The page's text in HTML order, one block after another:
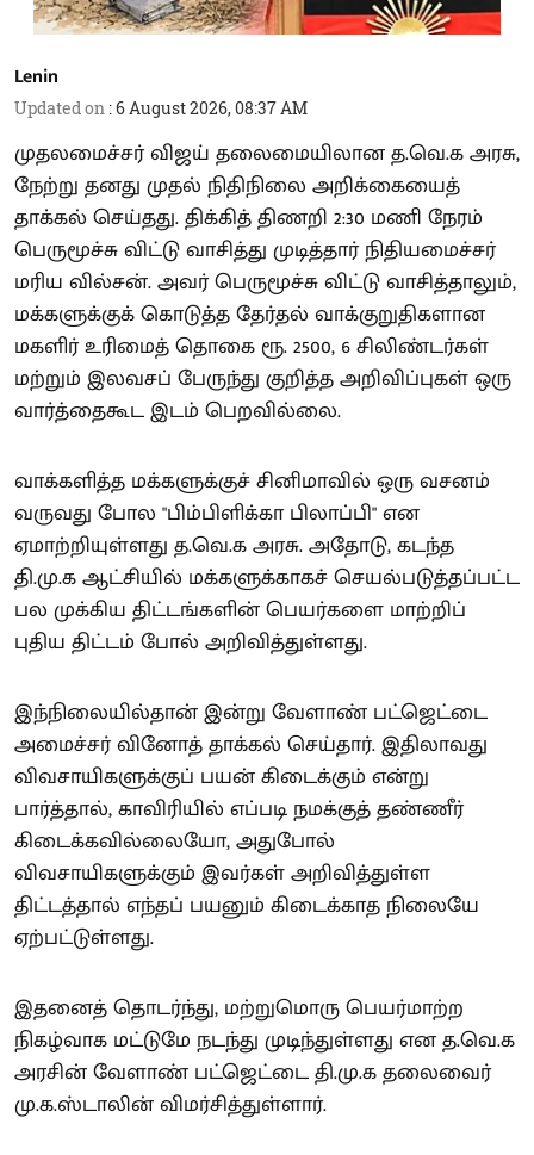
Lenin
Updated on :6 August 2026, 08:37 AM
முதலமைச்சர் விஜய் தலைமையிலான த.வெ.க அரசு,
நேற்று தனது முதல் நிதிநிலை அறிக்கையைத்
தாக்கல் செய்தது. திக்கித் திணறி 2:30 மணி நேரம்
பெருமூச்சு விட்டு வாசித்து முடித்தார் நிதியமைச்சர்
மரிய வில்சன். அவர் பெருமூச்சு விட்டு வாசித்தாலும்,
மக்களுக்குக் கொடுத்த தேர்தல் வாக்குறுதிகளான
மகளிர் உரிமைத் தொகை ரூ. 2500, 6 சிலிண்டர்கள்
மற்றும் இலவசப் பேருந்து குறித்த அறிவிப்புகள் ஒரு
வார்த்தைகூட இடம் பெறவில்லை.
வாக்களித்த மக்களுக்குச் சினிமாவில் ஒரு வசனம்
வருவது போல "பிம்பிளிக்கா பிலாப்பி" என
ஏமாற்றியுள்ளது த.வெ.க அரசு. அதோடு, கடந்த
தி.மு.க ஆட்சியில் மக்களுக்காகச் செயல்படுத்தப்பட்ட
பல முக்கிய திட்டங்களின் பெயர்களை மாற்றிப்
புதிய திட்டம் போல் அறிவித்துள்ளது.
இந்நிலையில்தான் இன்று வேளாண் பட்ஜெட்டை
அமைச்சர் வினோத் தாக்கல் செய்தார். இதிலாவது
விவசாயிகளுக்குப் பயன் கிடைக்கும் என்று
பார்த்தால், காவிரியில் எப்படி நமக்குத் தண்ணீர்
கிடைக்கவில்லையோ, அதுபோல்
விவசாயிகளுக்கும் இவர்கள் அறிவித்துள்ள
திட்டத்தால் எந்தப் பயனும் கிடைக்காத நிலையே
ஏற்பட்டுள்ளது.
இதனைத் தொடர்ந்து, மற்றுமொரு பெயர்மாற்ற
நிகழ்வாக மட்டுமே நடந்து முடிந்துள்ளது என த.வெ.க
அரசின் வேளாண் பட்ஜெட்டை தி.மு.க தலைவைர்
மு.க.ஸ்டாலின் விமர்சித்துள்ளார்.